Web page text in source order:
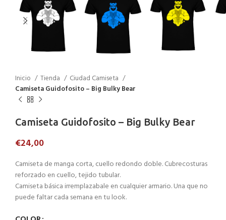
Inicio Tienda
Ciudad Camiseta
Camiseta Guidofosito – Big Bulky Bear
Camiseta Guidofosito – Big Bulky Bear
€24,00
Camiseta de manga corta, cuello redondo doble. Cubrecosturas
reforzado en cuello, tejido tubular.
Camiseta básica irremplazabale en cualquier armario. Una que no
puede faltar cada semana en tu look.